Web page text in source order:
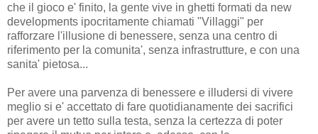
che il gioco e' finito, la gente vive in ghetti formati da new
developments ipocritamente chiamati "Villaggi" per
rafforzare l'illusione di benessere, senza una centro di
riferimento per la comunita', senza infrastrutture, e con una
sanita' pietosa...
Per avere una parvenza di benessere e illudersi di vivere
meglio si e' accettato di fare quotidianamente dei sacrifici
per avere un tetto sulla testa, senza la certezza di poter